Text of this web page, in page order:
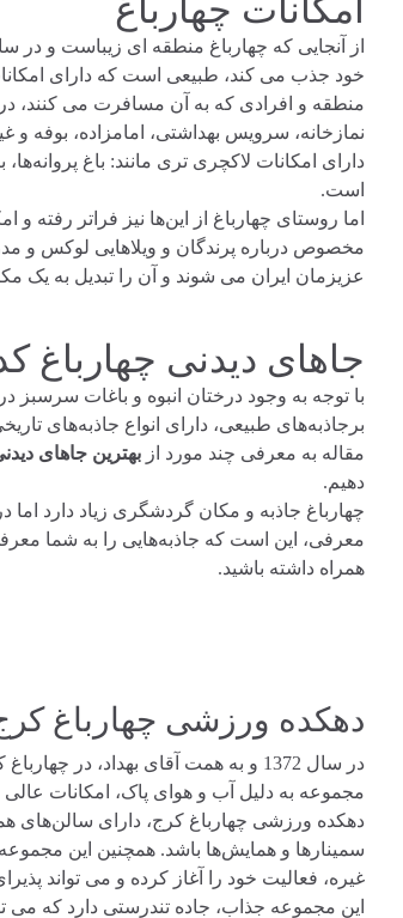
امکانات چهارباغ
از آنجایی که چهارباغ منطقه ای زیباست و
خود جذب می کند، طبیعی است که دارای
منطقه و افرادی که به آن مسافرت می کنند،
نمازخانه، سرویس بهداشتی، امامزاده، بوفه و
دارای امکانات لاکچری تری مانند: باغ
است.
اما روستای چهارباغ از این‌ها نیز فراتر رفته
مخصوص درباره پرندگان و ویلاهایی لوکس و
عزیزمان ایران می شوند و آن را تبدیل به یک
جاهای دیدنی چهارباغ
با توجه به وجود درختان انبوه و باغات سرسبز
برجاذبه‌های طبیعی، دارای انواع جاذبه‌های
مقاله به معرفی چند مورد از بهترین جاهای
دهیم.
چهارباغ جاذبه و مکان گردشگری زیاد دارد
معرفی، این است که جاذبه‌هایی را به شما
همراه داشته باشید.
دهکده ورزشی چهارباغ
در سال 1372 و به همت آقای
مجموعه به دلیل آب و هوای پاک، امکانات
دهکده ورزشی چهارباغ کرج، دارای سالن‌های
غیره، فعالیت خود را آغاز کرده و می تواند
این مجموعه جذاب، جاده تندرستی دارد که می